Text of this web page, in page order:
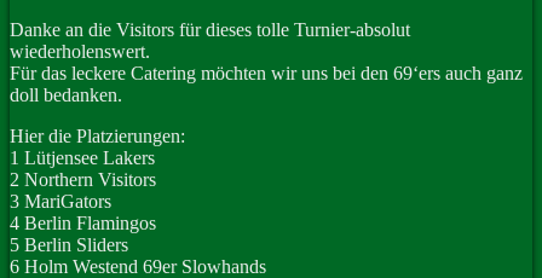
Danke an die Visitors für dieses tolle Turnier-absolut
wiederholenswert.
Für das leckere Catering möchten wir uns bei den 69‘ers auch ganz
doll bedanken.
Hier die Platzierungen:
1 Lütjensee Lakers
2 Northern Visitors
3 MariGators
4 Berlin Flamingos
5 Berlin Sliders
6 Holm Westend 69er Slowhands